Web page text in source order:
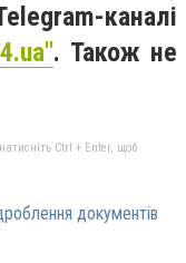
каналі
. Також не
Ctrl + Enter, щоб
документів